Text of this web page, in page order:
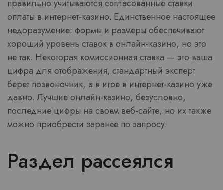
правильно учитываются согласованные ставки
оплаты в интернет-казино. Единственное настоящее
недоразумение: формы и размеры обеспечивают
хороший уровень ставок в онлайн-казино, но это
не так. Некоторая комиссионная ставка — это ваша
цифра для отображения, стандартный эксперт
берет позвоночник, а в игре в интернет-казино уже
давно. Лучшие онлайн-казино, безусловно,
последние цифры на своем веб-сайте, но их также
можно приобрести заранее по запросу.
Раздел рассеялся